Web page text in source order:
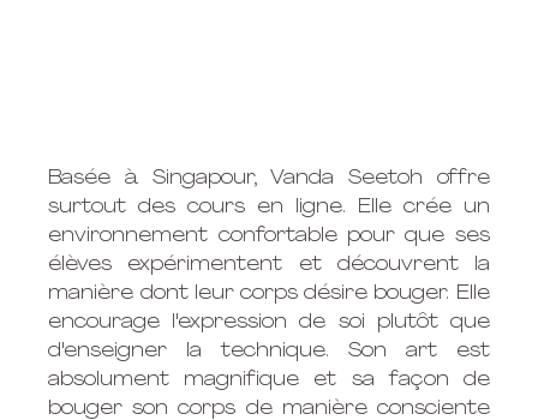
Basée à Singapour, Vanda Seetoh offre
surtout des cours en ligne. Elle crée un
environnement confortable pour que ses
élèves expérimentent et découvrent la
manière dont leur corps désire bouger. Elle
encourage l'expression de soi plutôt que
d'enseigner la technique. Son art est
absolument magnifique et sa façon de
bouger son corps de manière consciente